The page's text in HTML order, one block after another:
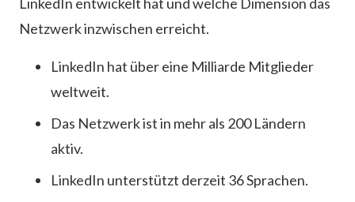
Netzwerk inzwischen erreicht.
LinkedIn hat über eine Milliarde Mitglieder
weltweit.
Das Netzwerk ist in mehr als 200 Ländern
aktiv.
LinkedIn unterstützt derzeit 36 Sprachen.